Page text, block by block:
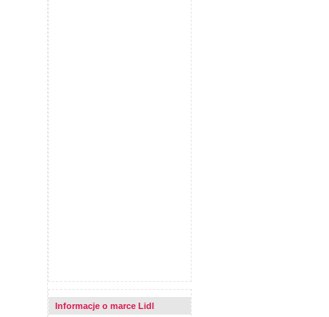
Informacje o marce Lidl